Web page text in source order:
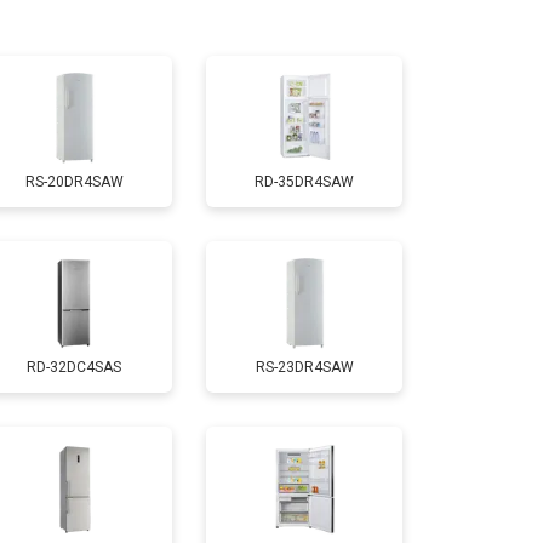
Заказать
2550 ₽ Заказать
Заказать
4750 ₽ Заказать
3650 ₽ Заказать
RS-20DR4SAW RD-35DR4SAW
RD-32DC4SAS RS-23DR4SAW